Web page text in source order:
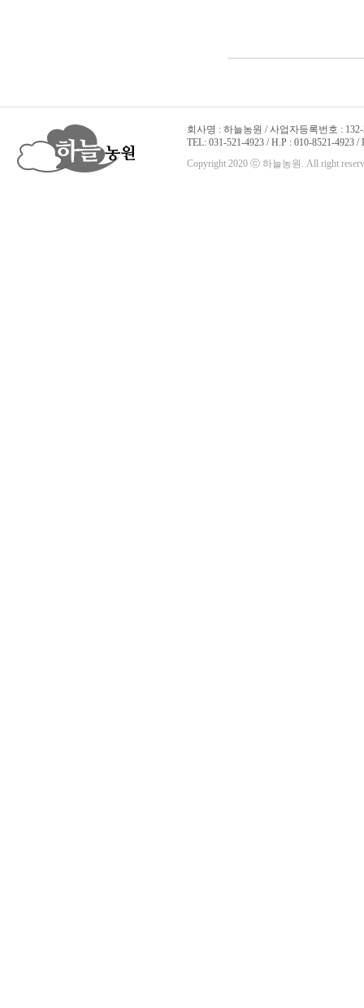
회사명 : 하늘농원 / 사업자등록번호 :
TEL: 031-521-4923 / H.P : 010-8521-4923 /
Copyright 2020 ⓒ 하늘농원. All right